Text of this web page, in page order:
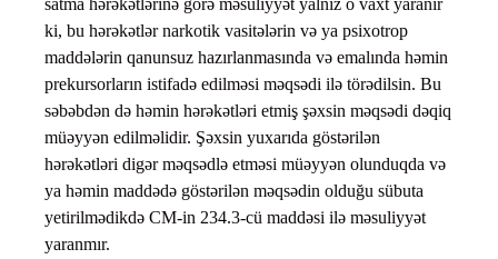
satma hərəkətlərinə görə məsuliyyət yalnız o vaxt yaranır
ki, bu hərəkətlər narkotik vasitələrin və ya psixotrop
maddələrin qanunsuz hazırlanmasında və emalında həmin
prekursorların istifadə edilməsi məqsədi ilə törədilsin. Bu
səbəbdən də həmin hərəkətləri etmiş şəxsin məqsədi dəqiq
müəyyən edilməlidir. Şəxsin yuxarıda göstərilən
hərəkətləri digər məqsədlə etməsi müəyyən olunduqda və
ya həmin maddədə göstərilən məqsədin olduğu sübuta
yetirilmədikdə CM-in 234.3-cü maddəsi ilə məsuliyyət
yaranmır.